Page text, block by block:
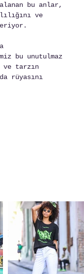
bu anlar,
ve
bu unutulmaz
tarzın
rüyasını